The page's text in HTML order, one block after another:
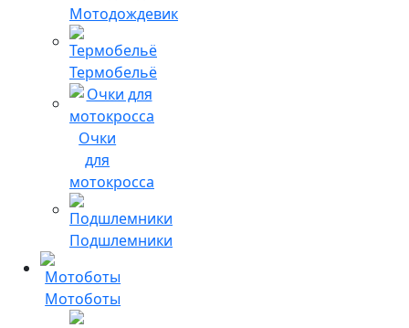
Мотодождевик
Термобельё
Очки
для
мотокросса
Подшлемники
Мотоботы